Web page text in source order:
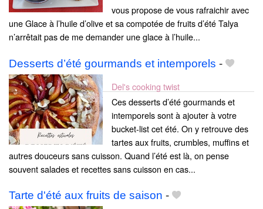
vous propose de vous rafraichir avec
une Glace à l’huile d’olive et sa compotée de fruits d’été Talya
n’arrêtait pas de me demander une glace à l’huile...
Desserts d’été gourmands et intemporels -
Del's cooking twist
Ces desserts d’été gourmands et
intemporels sont à ajouter à votre
bucket-list cet été. On y retrouve des
tartes aux fruits, crumbles, muffins et
autres douceurs sans cuisson. Quand l’été est là, on pense
souvent salades et recettes sans cuisson en cas...
Tarte d'été aux fruits de saison -